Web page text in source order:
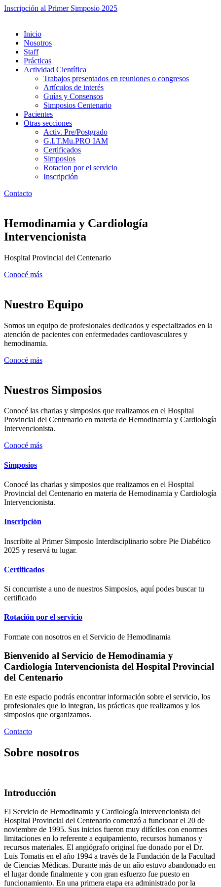
Inscripción al Primer Simposio 2025
Inicio
Nosotros
Staff
Prácticas
Actividad Científica
Trabajos presentados en reuniones o congresos
Artículos de interés
Guías y Consensos
Simposios Centenario
Pacientes
Otras secciones
Activ. Pre/Postgrado
G.I.T.Mu.PRO IAM
Certificados
Simposios
Rotacion por el servicio
Inscripción
Contacto
Hemodinamia y Cardiología
Intervencionista
Hospital Provincial del Centenario
Conocé más
Nuestro Equipo
Somos un equipo de profesionales dedicados y especializados en la
atención de pacientes con enfermedades cardiovasculares y
hemodinamia.
Conocé más
Nuestros Simposios
Conocé las charlas y simposios que realizamos en el Hospital
Provincial del Centenario en materia de Hemodinamia y Cardiología
Intervencionista.
Conocé más
Simposios
Conocé las charlas y simposios que realizamos en el Hospital
Provincial del Centenario en materia de Hemodinamia y Cardiología
Intervencionista.
Inscripción
Inscribite al Primer Simposio Interdisciplinario sobre Pie Diabético
2025 y reservá tu lugar.
Certificados
Si concurriste a uno de nuestros Simposios, aquí podes buscar tu
certificado
Rotación por el servicio
Formate con nosotros en el Servicio de Hemodinamia
Bienvenido al Servicio de Hemodinamia y
Cardiología Intervencionista del Hospital Provincial
del Centenario
En este espacio podrás encontrar información sobre el servicio, los
profesionales que lo integran, las prácticas que realizamos y los
simposios que organizamos.
Contacto
Sobre nosotros
Introducción
El Servicio de Hemodinamia y Cardiología Intervencionista del
Hospital Provincial del Centenario comenzó a funcionar el 20 de
noviembre de 1995. Sus inicios fueron muy difíciles con enormes
limitaciones en lo referente a equipamiento, recursos humanos y
recursos materiales. El angiógrafo original fue donado por el Dr.
Luis Tomatis en el año 1994 a través de la Fundación de la Facultad
de Ciencias Médicas. Durante más de un año estuvo abandonado en
el lugar donde finalmente y con gran esfuerzo fue puesto en
funcionamiento. En una primera etapa era administrado por la